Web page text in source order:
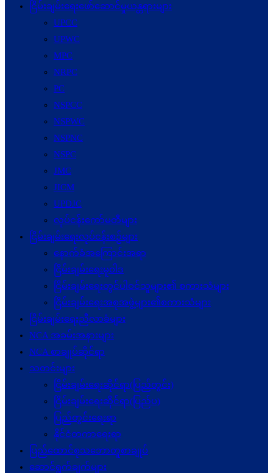
ငြိမ်းချမ်းရေးဖော်‌ဆောင်မှုယန္တရားများ
UPCC
UPWC
MPC
NRPC
PC
NSPCC
NSPWC
NSPNC
NSPC
JMC
JICM
UPDJC
လုပ်ငန်းကော်မတီများ
ငြိမ်းချမ်းရေးလုပ်ငန်းစဉ်များ
နောက်ခံအကြောင်းအရာ
ငြိမ်းချမ်းရေးမူဝါဒ
ငြိမ်းချမ်းရေးတွင်ပါဝင်သူများ၏ စကားသံများ
ငြိမ်းချမ်းရေးအစုအဖွဲ့များ၏စကားသံများ
ငြိမ်းချမ်းရေးညီလာခံများ
NCA အခမ်းအနားများ
NCA စာချုပ်ဆိုင်ရာ
သတင်းများ
ငြိမ်းချမ်းရေးဆိုင်ရာ(ပြည်တွင်း)
ငြိမ်းချမ်းရေးဆိုင်ရာ(ပြည်ပ)
ပြည်တွင်းရေးရာ
နိုင်ငံတကာရေးရာ
ပြည်ထောင်စုသဘောတူစာချုပ်
ဆောင်ရွက်ချက်များ